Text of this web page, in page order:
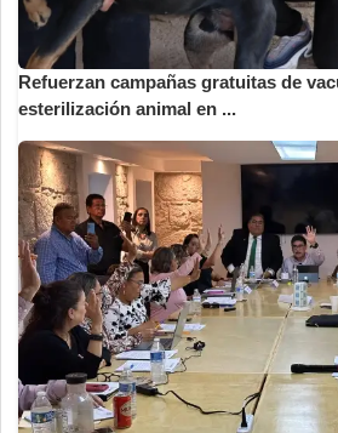
Refuerzan campañas gratuitas de
esterilización animal en ...